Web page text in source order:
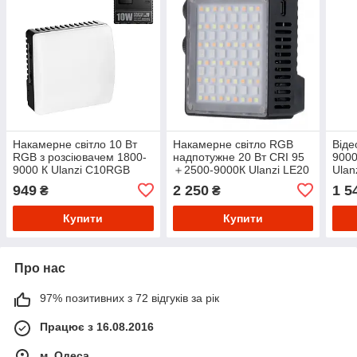
Накамерне світло 10 Вт
RGB з розсіювачем 1800-
9000 К Ulanzi C10RGB
949 ₴
Купити
Накамерне світло RGB
надпотужне 20 Вт CRI 95
＋2500-9000К Ulanzi LE20
2 250₴
Купити
1
Про нас
97% позитивних з 72 відгуків за рік
Працює з 16.08.2016